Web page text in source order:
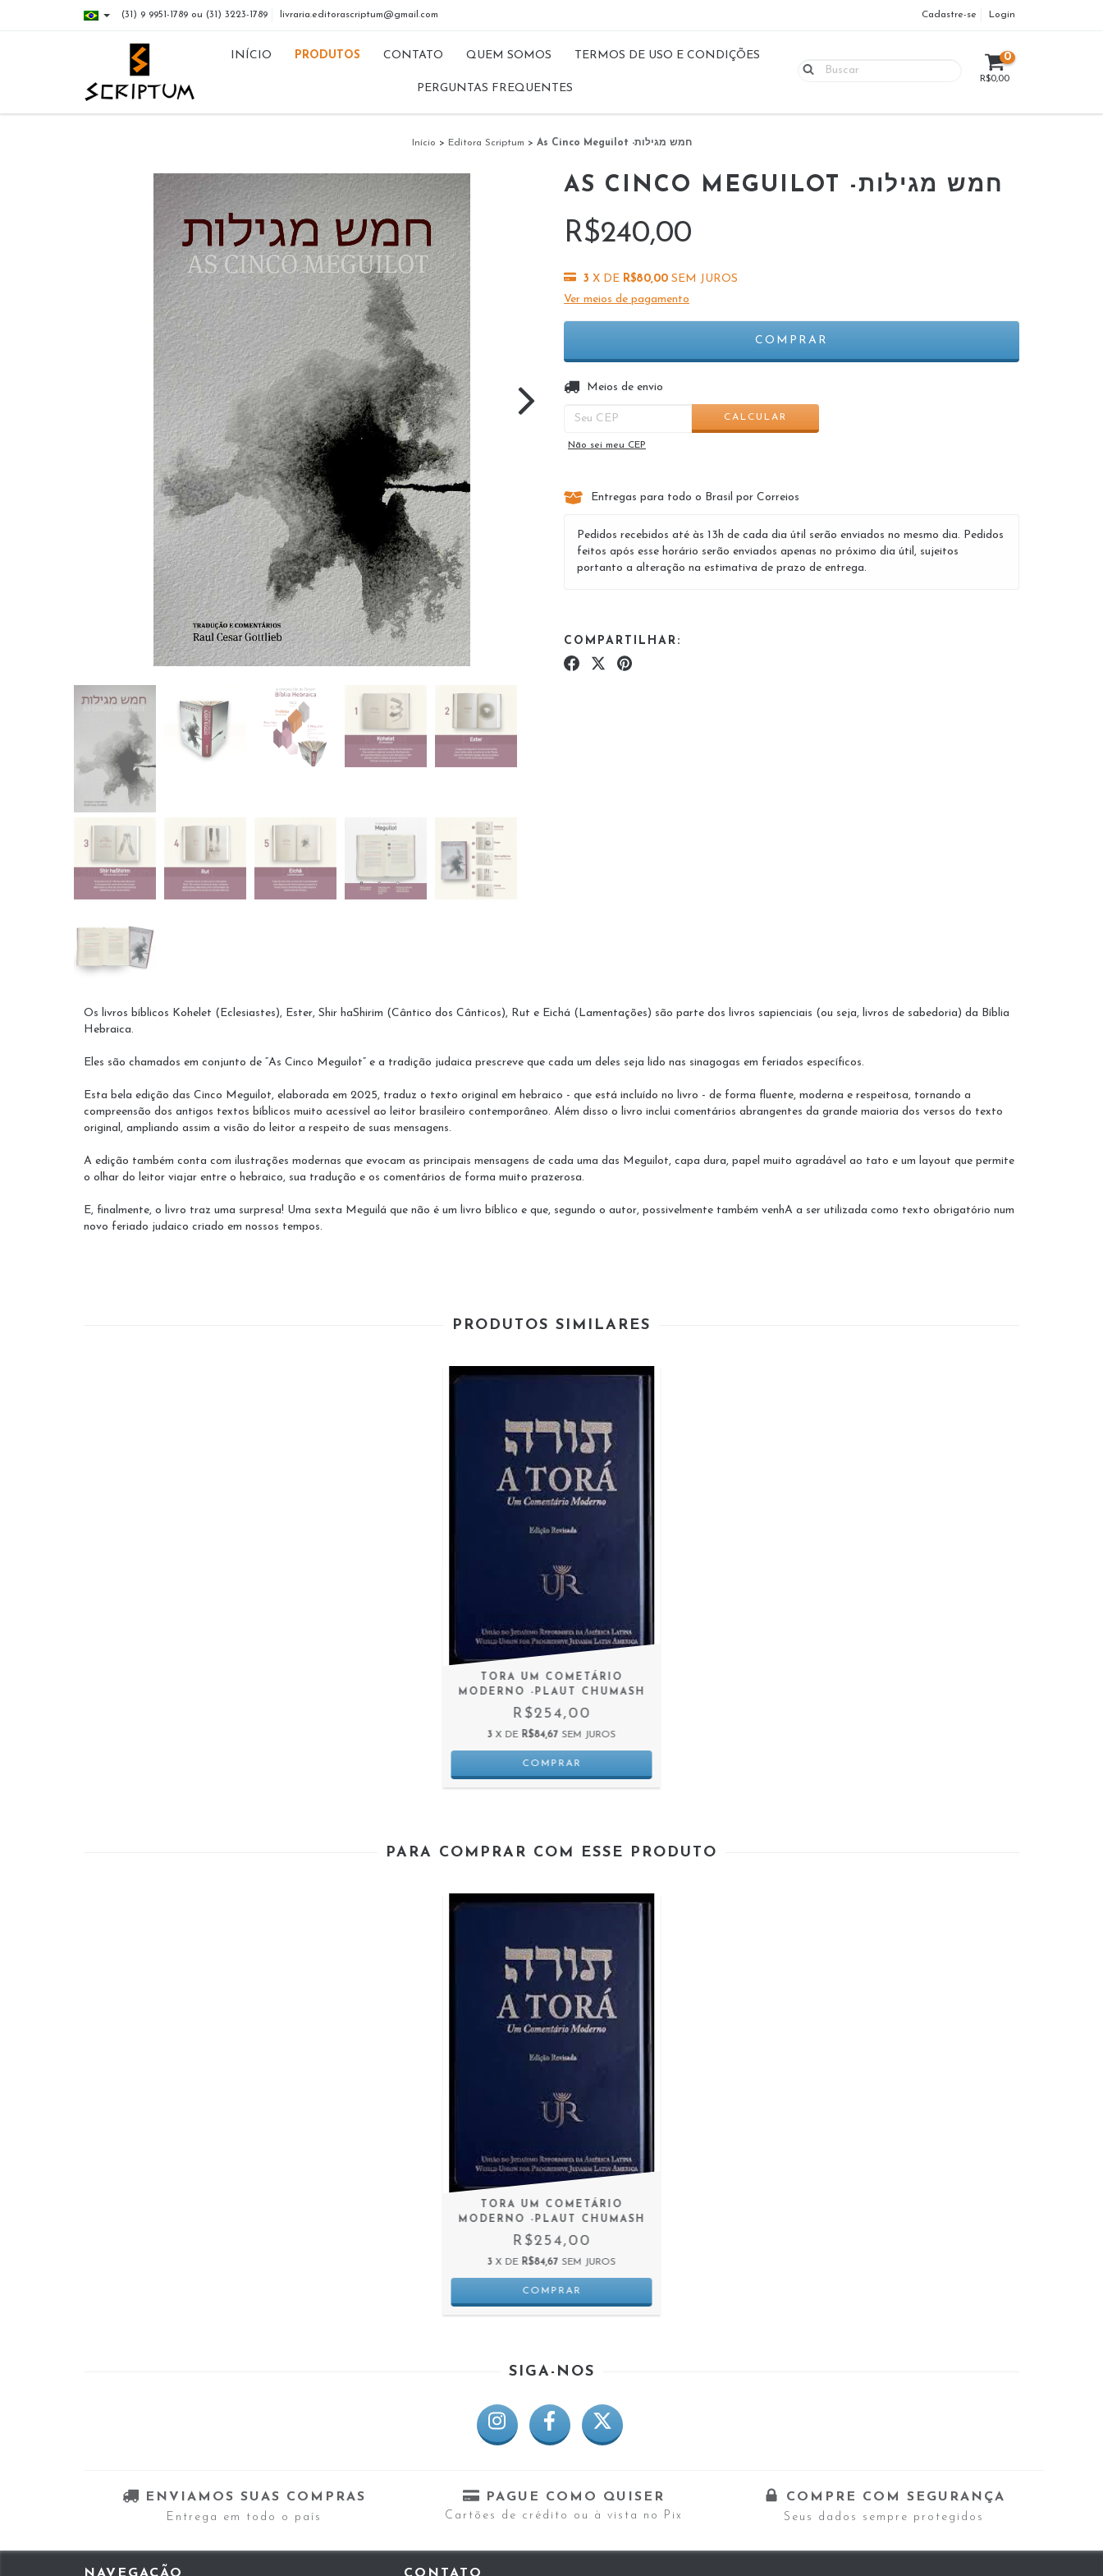
(31) 9 9951-1789 ou (31) 3223-1789 livraria.editorascriptum@gmail.com Cadastre-se Login
INÍCIO PRODUTOS CONTATO QUEM SOMOS TERMOS DE USO E CONDIÇÕES
PERGUNTAS FREQUENTES
0
R$0,00
Início > Editora Scriptum > As Cinco Meguilot -חמש מגילות
AS CINCO MEGUILOT -חמש מגילות
R$240,00
3 X DE R$80,00 SEM JUROS
Ver meios de pagamento
Entregas para o CEP:
Meios de envio
CALCULAR
Não sei meu CEP
Entregas para todo o Brasil por Correios
Pedidos recebidos até às 13h de cada dia útil serão enviados no mesmo dia. Pedidos
feitos após esse horário serão enviados apenas no próximo dia útil, sujeitos
portanto a alteração na estimativa de prazo de entrega.
COMPARTILHAR:
Os livros bíblicos Kohelet (Eclesiastes), Ester, Shir haShirim (Cântico dos Cânticos), Rut e Eichá (Lamentações) são parte dos livros sapienciais (ou seja, livros de sabedoria) da Bíblia
Hebraica.
Eles são chamados em conjunto de “As Cinco Meguilot” e a tradição judaica prescreve que cada um deles seja lido nas sinagogas em feriados específicos.
Esta bela edição das Cinco Meguilot, elaborada em 2025, traduz o texto original em hebraico - que está incluído no livro - de forma fluente, moderna e respeitosa, tornando a
compreensão dos antigos textos bíblicos muito acessível ao leitor brasileiro contemporâneo. Além disso o livro inclui comentários abrangentes da grande maioria dos versos do texto
original, ampliando assim a visão do leitor a respeito de suas mensagens.
A edição também conta com ilustrações modernas que evocam as principais mensagens de cada uma das Meguilot, capa dura, papel muito agradável ao tato e um layout que permite
o olhar do leitor viajar entre o hebraico, sua tradução e os comentários de forma muito prazerosa.
E, finalmente, o livro traz uma surpresa! Uma sexta Meguilá que não é um livro bíblico e que, segundo o autor, possivelmente também venhA a ser utilizada como texto obrigatório num
novo feriado judaico criado em nossos tempos.
PRODUTOS SIMILARES
TORA UM COMETÁRIO
MODERNO -PLAUT CHUMASH
R$254,00
3 X DE R$84,67 SEM JUROS
PARA COMPRAR COM ESSE PRODUTO
TORA UM COMETÁRIO
MODERNO -PLAUT CHUMASH
R$254,00
3 X DE R$84,67 SEM JUROS
SIGA-NOS
ENVIAMOS SUAS COMPRAS
Entrega em todo o país
PAGUE COMO QUISER
Cartões de crédito ou à vista no Pix
COMPRE COM SEGURANÇA
Seus dados sempre protegidos